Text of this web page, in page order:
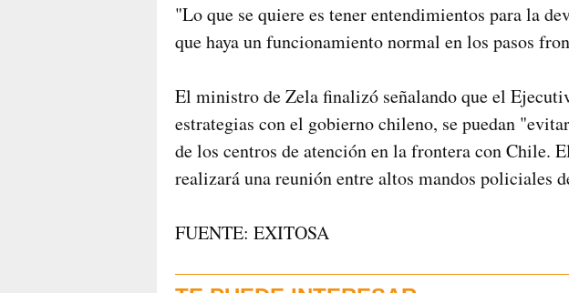
"Lo que se quiere es tener entendimientos para la
que haya un funcionamiento normal en los pasos
El ministro de Zela finalizó señalando que el
estrategias con el gobierno chileno, se puedan
de los centros de atención en la frontera con Chile.
realizará una reunión entre altos mandos policiales
FUENTE: EXITOSA